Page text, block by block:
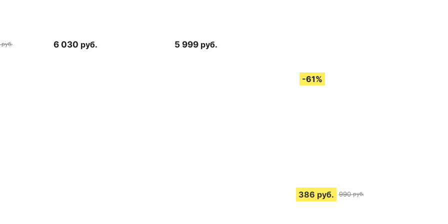
руб. 6 030 руб. 5 999 руб.
386 руб. 990 руб.